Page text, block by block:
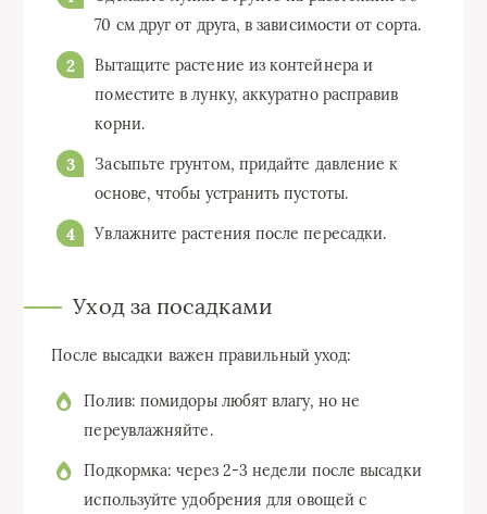
70 см друг от друга, в зависимости от сорта.
Вытащите растение из контейнера и
поместите в лунку, аккуратно расправив
корни.
Засыпьте грунтом, придайте давление к
основе, чтобы устранить пустоты.
Увлажните растения после пересадки.
Уход за посадками
После высадки важен правильный уход:
Полив: помидоры любят влагу, но не
переувлажняйте.
Подкормка: через 2-3 недели после высадки
используйте удобрения для овощей с